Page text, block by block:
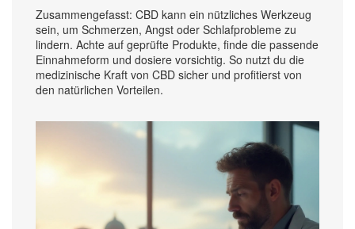
Zusammengefasst: CBD kann ein nützliches Werkzeug
sein, um Schmerzen, Angst oder Schlafprobleme zu
lindern. Achte auf geprüfte Produkte, finde die passende
Einnahmeform und dosiere vorsichtig. So nutzt du die
medizinische Kraft von CBD sicher und profitierst von
den natürlichen Vorteilen.